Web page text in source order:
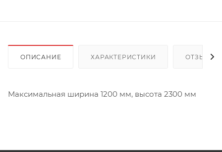
ОПИСАНИЕ ХАРАКТЕРИСТИКИ ОТЗЫВЫ
Максимальная ширина 1200 мм, высота 2300 мм